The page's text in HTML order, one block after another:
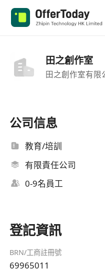
田之創作室
田之創作室有限
公司信息
教育/培訓
有限責任公司
0-9名員工
登記資訊
BRN/工商註冊號
69965011